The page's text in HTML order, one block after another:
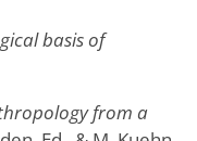
basis of
from a